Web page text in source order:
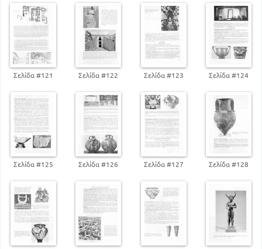
Η ΕΛΛΗΝΙΣΤΙΚΗ ΠΕΡΙΟΔΟΣ 349
Η ΕΞΑΠΛΩΣΗ ΤΗΣ ΡΩΜΗΣ 387
Σελίδα #121 Σελίδα #122 Σελίδα #123 Σελίδα #124
Σελίδα #125 Σελίδα #126 Σελίδα #127 Σελίδα #128